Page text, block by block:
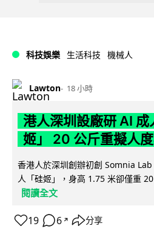
科技娛樂 生活科技 機械人
Lawton 18 小時
港人深圳設廠研 AI 成
姬」 20 公斤重擬人
香港人於深圳創辦初創 Somnia
人「硅姬」，身高 1.75 米卻僅重
閱讀全文
19 6 ↗ 分享